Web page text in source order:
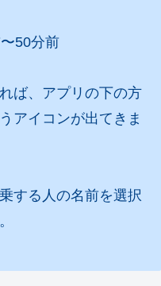
50分前
ば、アプリの下の方
アイコンが出てきま
する人の名前を選択